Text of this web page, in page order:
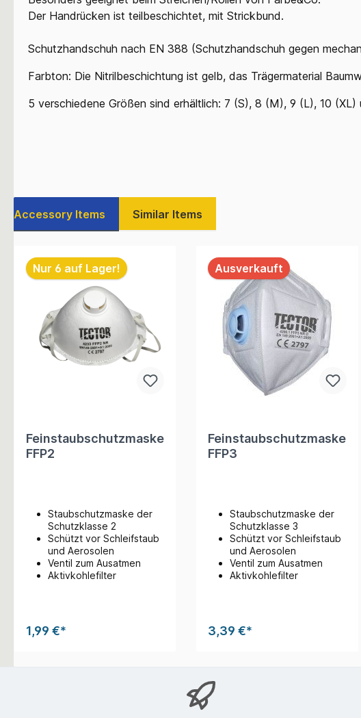
Der Handrücken ist teilbeschichtet, mit Strickbund.
Schutzhandschuh nach EN 388 (Schutzhandschuh gegen
Farbton: Die Nitrilbeschichtung ist gelb, das Trägermaterial
5 verschiedene Größen sind erhältlich: 7 (S), 8 (M), 9 (L), 10
Accessory Items Similar Items
Nur 6 auf Lager!
Feinstaubschutzmaske
FFP2
Staubschutzmaske der
Schutzklasse 2
Schützt vor Schleifstaub
und Aerosolen
Ventil zum Ausatmen
Aktivkohlefilter
1,99 €*
Ausverkauft
Feinstaubschutzmaske
FFP3
Staubschutzmaske der
Schutzklasse 3
Schützt vor Schleifstaub
und Aerosolen
Ventil zum Ausatmen
Aktivkohlefilter
3,39 €*